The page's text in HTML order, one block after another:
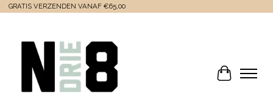
GRATIS VERZENDEN VANAF €65,00